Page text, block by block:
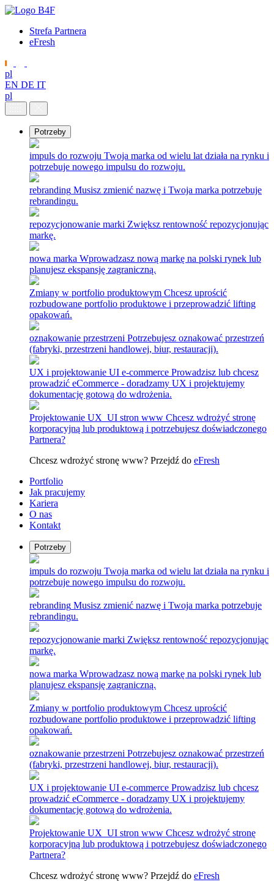
Strefa Partnera
eFresh
pl
EN DE IT
pl
Potrzeby
impuls do rozwoju Twoja marka od wielu lat działa na rynku i
potrzebuje nowego impulsu do rozwoju.
rebranding Musisz zmienić nazwę i Twoja marka potrzebuje
rebrandingu.
repozycjonowanie marki Zwiększ rentowność repozycjonując
markę.
nowa marka Wprowadzasz nową markę na polski rynek lub
planujesz ekspansję zagraniczną.
Zmiany w portfolio produktowym Chcesz uprościć
rozbudowane portfolio produktowe i przeprowadzić lifting
opakowań.
oznakowanie przestrzeni Potrzebujesz oznakować przestrzeń
(fabryki, przestrzeni handlowej, biur, restauracji).
UX i projektowanie UI e-commerce Prowadzisz lub chcesz
prowadzić eCommerce - doradzamy UX i projektujemy
dokumentację gotową do wdrożenia.
Projektowanie UX_UI stron www Chcesz wdrożyć stronę
korporacyjną lub produktową i potrzebujesz doświadczonego
Partnera?
Chcesz wdrożyć stronę www? Przejdź do eFresh
Portfolio
Jak pracujemy
Kariera
O nas
Kontakt
Potrzeby
impuls do rozwoju Twoja marka od wielu lat działa na rynku i
potrzebuje nowego impulsu do rozwoju.
rebranding Musisz zmienić nazwę i Twoja marka potrzebuje
rebrandingu.
repozycjonowanie marki Zwiększ rentowność repozycjonując
markę.
nowa marka Wprowadzasz nową markę na polski rynek lub
planujesz ekspansję zagraniczną.
Zmiany w portfolio produktowym Chcesz uprościć
rozbudowane portfolio produktowe i przeprowadzić lifting
opakowań.
oznakowanie przestrzeni Potrzebujesz oznakować przestrzeń
(fabryki, przestrzeni handlowej, biur, restauracji).
UX i projektowanie UI e-commerce Prowadzisz lub chcesz
prowadzić eCommerce - doradzamy UX i projektujemy
dokumentację gotową do wdrożenia.
Projektowanie UX_UI stron www Chcesz wdrożyć stronę
korporacyjną lub produktową i potrzebujesz doświadczonego
Partnera?
Chcesz wdrożyć stronę www? Przejdź do eFresh